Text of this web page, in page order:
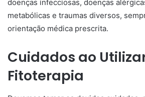
doenças infecciosas, doenças
metabólicas e traumas diversos,
orientação médica prescrita.
Cuidados ao
Fitoterapia